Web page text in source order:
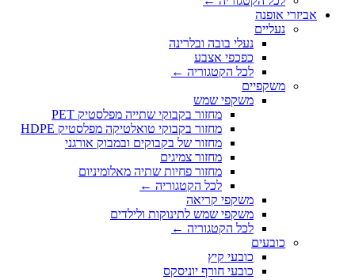
אביזרי אופנה
נעליים
נעלי בובה ובלרינה
כפכפי אצבע
לכל הקטגוריה ←
משקפיים
משקפי שמש
מחזור בקבוקי שתייה מפלסטיק PET
מחזור בקבוקי טואלטיקה מפלסטיק HDPE
מחזור של בקבוקים ובמבוק אורגני
מחזור צמיגים
מחזור פחיות שתיה מאלומיניום
לכל הקטגוריה ←
משקפי קריאה
משקפי שמש לתינוקות ולילדים
לכל הקטגוריה ←
כובעים
כובעי קיץ
כובעי חורף יוניסקס